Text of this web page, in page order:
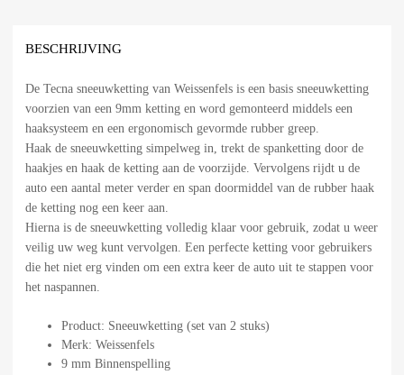
BESCHRIJVING
De Tecna sneeuwketting van Weissenfels is een basis sneeuwketting
voorzien van een 9mm ketting en word gemonteerd middels een
haaksysteem en een ergonomisch gevormde rubber greep.
Haak de sneeuwketting simpelweg in, trekt de spanketting door de
haakjes en haak de ketting aan de voorzijde. Vervolgens rijdt u de
auto een aantal meter verder en span doormiddel van de rubber haak
de ketting nog een keer aan.
Hierna is de sneeuwketting volledig klaar voor gebruik, zodat u weer
veilig uw weg kunt vervolgen. Een perfecte ketting voor gebruikers
die het niet erg vinden om een extra keer de auto uit te stappen voor
het naspannen.
Product: Sneeuwketting (set van 2 stuks)
Merk: Weissenfels
9 mm Binnenspelling